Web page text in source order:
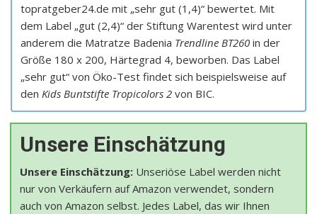
topratgeber24.de mit „sehr gut (1,4)“ bewertet. Mit
dem Label „gut (2,4)“ der Stiftung Warentest wird unter
anderem die Matratze Badenia Trendline BT260 in der
Größe 180 x 200, Härtegrad 4, beworben. Das Label
„sehr gut“ von Öko-Test findet sich beispielsweise auf
den Kids Buntstifte Tropicolors 2 von BIC.
Unsere Einschätzung
Unsere Einschätzung: Unseriöse Label werden nicht
nur von Verkäufern auf Amazon verwendet, sondern
auch von Amazon selbst. Jedes Label, das wir Ihnen